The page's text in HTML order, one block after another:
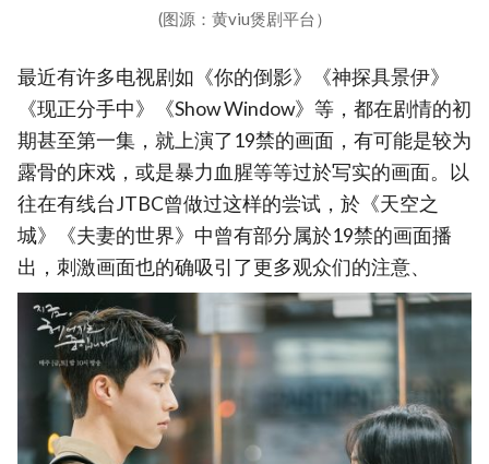
(图源：黄viu煲剧平台）
最近有许多电视剧如《你的倒影》《神探具景伊》
《现正分手中》《Show Window》等，都在剧情的初
期甚至第一集，就上演了19禁的画面，有可能是较为
露骨的床戏，或是暴力血腥等等过於写实的画面。以
往在有线台JTBC曾做过这样的尝试，於《天空之
城》《夫妻的世界》中曾有部分属於19禁的画面播
出，刺激画面也的确吸引了更多观众们的注意、